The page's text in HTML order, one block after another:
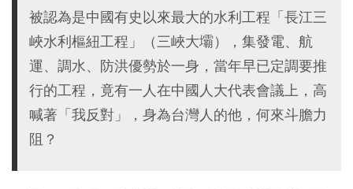
被認為是中國有史以來最大的水利工程「長江三
峽水利樞紐工程」（三峽大壩），集發電、航
運、調水、防洪優勢於一身，當年早已定調要推
行的工程，竟有一人在中國人大代表會議上，高
喊著「我反對」，身為台灣人的他，何來斗膽力
阻？